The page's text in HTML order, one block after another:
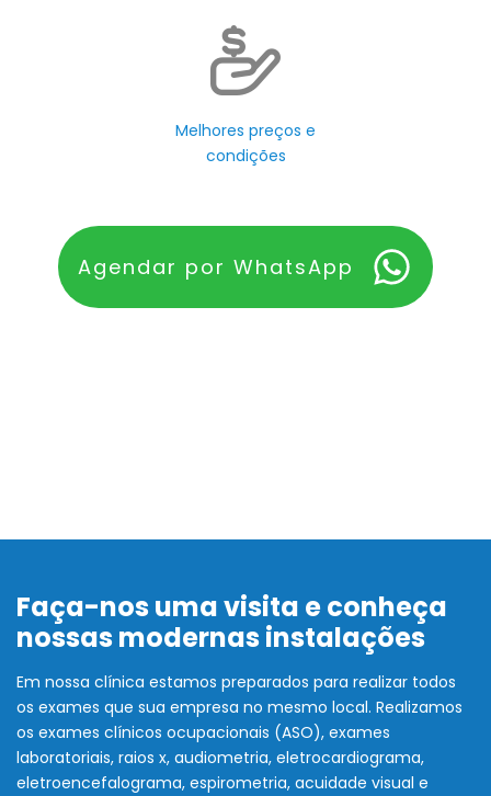
Melhores preços e
condições
Agendar por WhatsApp
Faça-nos uma visita e conheça
nossas modernas instalações
Em nossa clínica estamos preparados para realizar todos
os exames que sua empresa no mesmo local. Realizamos
os exames clínicos ocupacionais (ASO), exames
laboratoriais, raios x, audiometria, eletrocardiograma,
eletroencefalograma, espirometria, acuidade visual e